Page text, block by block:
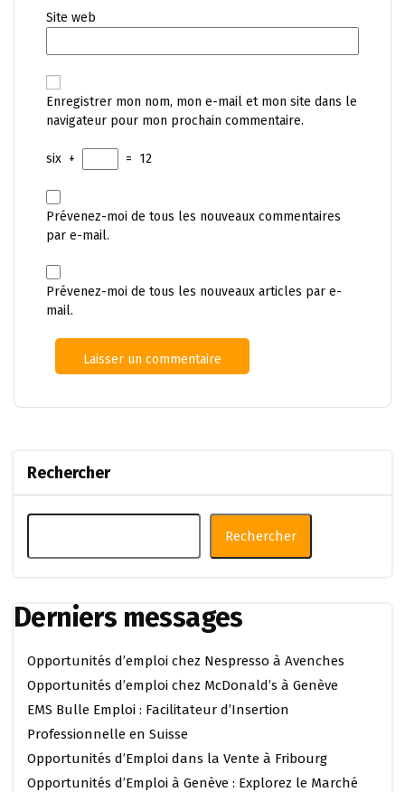
Site web
Enregistrer mon nom, mon e-mail et mon site dans le
navigateur pour mon prochain commentaire.
six + = 12
Prévenez-moi de tous les nouveaux commentaires
par e-mail.
Prévenez-moi de tous les nouveaux articles par e-
mail.
Rechercher
Rechercher
Derniers messages
Opportunités d’emploi chez Nespresso à Avenches
Opportunités d’emploi chez McDonald’s à Genève
EMS Bulle Emploi : Facilitateur d’Insertion
Professionnelle en Suisse
Opportunités d’Emploi dans la Vente à Fribourg
Opportunités d’Emploi à Genève : Explorez le Marché